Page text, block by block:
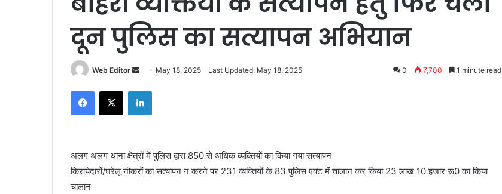
दून पुलिस का सत्यापन अभियान
Web Editor
n
d
e
m
May 18, 2025 Last Updated: May 18, 2025 0 7,700 1 minute read
अलग अलग थाना क्षेत्रों में पुलिस द्वारा 850 से अधिक व्यक्तियों का किया गया सत्यापन
किरायेदारों/घरेलू नौकरों का सत्यापन न करने पर 231 व्यक्तियों के 83 पुलिस एक्ट में चालान कर किया 23 लाख 10 हजार रू0 का किया
चालान